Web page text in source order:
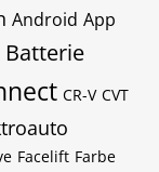
Android App
Batterie
CR-V CVT
Facelift Farbe